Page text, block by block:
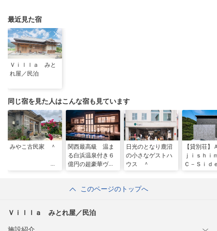
最近見た宿
Ｖｉｌｌａ みと
れ屋／民泊
同じ宿を見た人はこんな宿も見ています
みやこ古民家 ＾
関西最高級 温ま
る白浜温泉付き６
億円の超豪華ヴィ
ミナー ＾
日光のとなり鹿沼
の小さなゲストハ
ウス ＾
【貸別荘】
ｊｉｓｈ
Ｃ－Ｓｉｄ
このページのトップへ
Ｖｉｌｌａ みとれ屋／民泊